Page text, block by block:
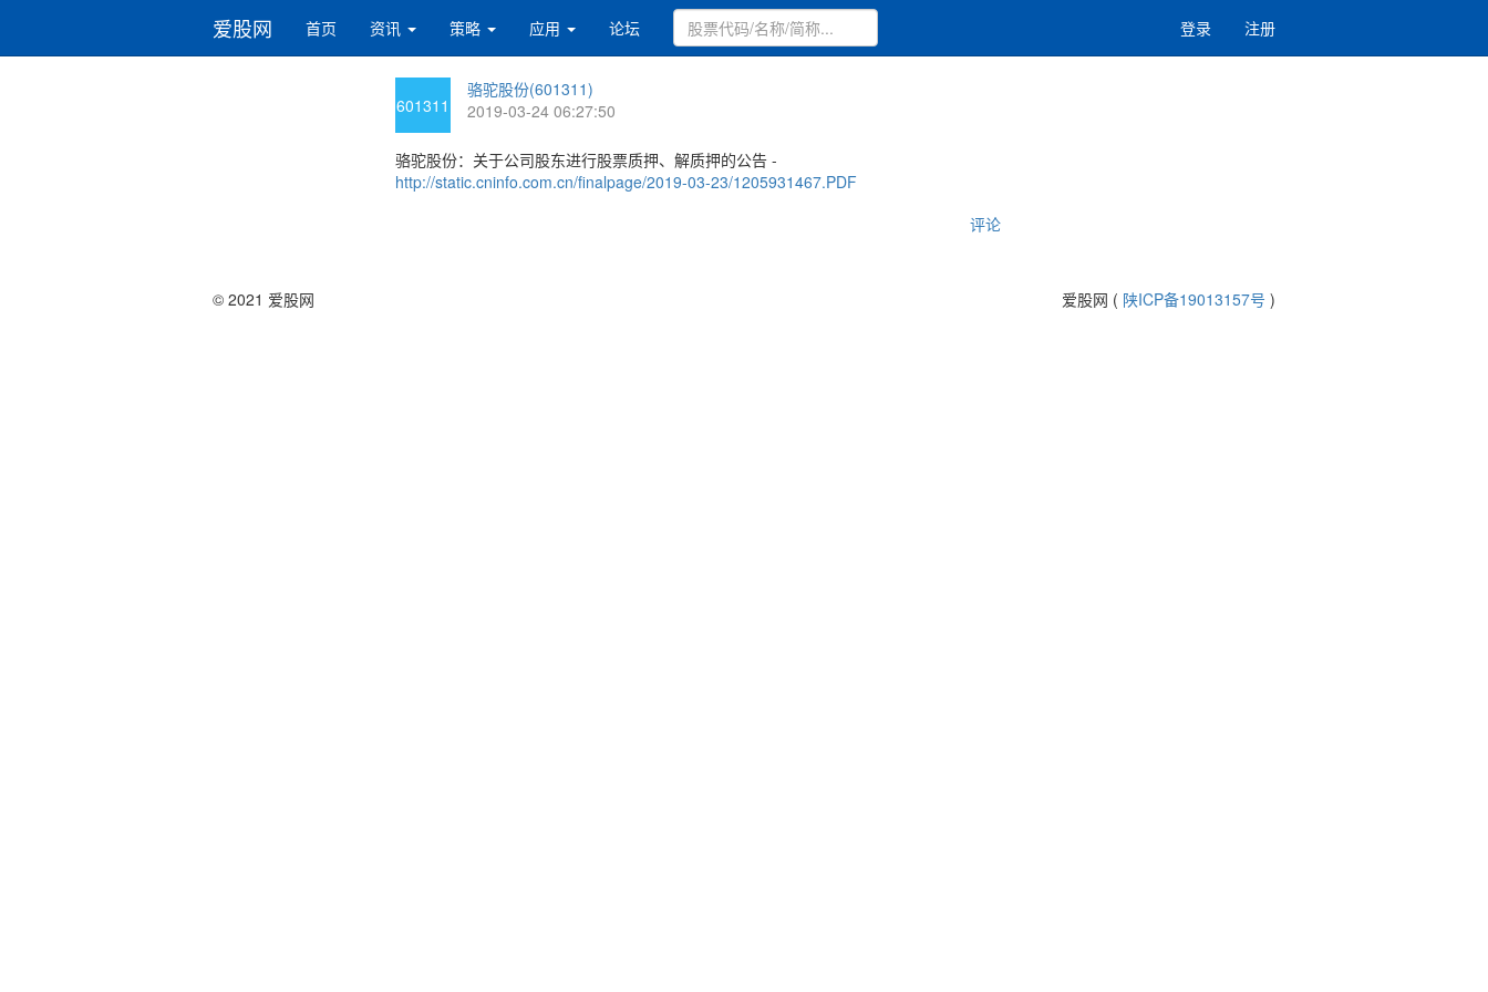
爱股网 首页 资讯 策略 应用 论坛 登录 注册
601311
骆驼股份(601311)
2019-03-24 06:27:50
骆驼股份：关于公司股东进行股票质押、解质押的公告 -
http://static.cninfo.com.cn/finalpage/2019-03-23/1205931467.PDF
评论
© 2021 爱股网 爱股网 ( 陕ICP备19013157号 )